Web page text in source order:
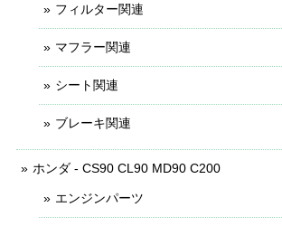
フィルター関連
マフラー関連
シート関連
ブレーキ関連
ホンダ - CS90 CL90 MD90 C200
エンジンパーツ